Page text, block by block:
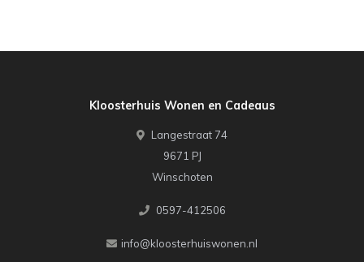
Kloosterhuis Wonen en Cadeaus
Langestraat 74
9671 PJ
Winschoten
0597-412506
info@kloosterhuiswonen.nl